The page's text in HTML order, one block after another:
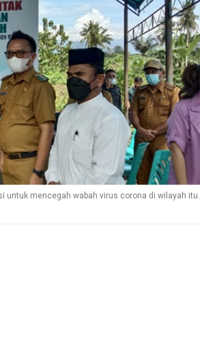
untuk mencegah wabah virus corona di wilayah itu.